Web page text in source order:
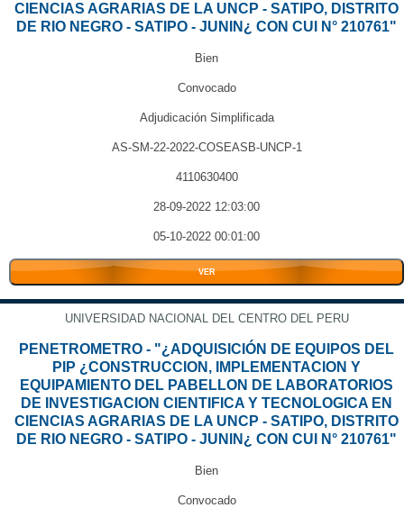
CIENCIAS AGRARIAS DE LA UNCP - SATIPO, DISTRITO
DE RIO NEGRO - SATIPO - JUNIN¿ CON CUI N° 210761"
Bien
Convocado
Adjudicación Simplificada
AS-SM-22-2022-COSEASB-UNCP-1
4110630400
28-09-2022 12:03:00
05-10-2022 00:01:00
VER
UNIVERSIDAD NACIONAL DEL CENTRO DEL PERU
PENETROMETRO - "¿ADQUISICIÓN DE EQUIPOS DEL
PIP ¿CONSTRUCCION, IMPLEMENTACION Y
EQUIPAMIENTO DEL PABELLON DE LABORATORIOS
DE INVESTIGACION CIENTIFICA Y TECNOLOGICA EN
CIENCIAS AGRARIAS DE LA UNCP - SATIPO, DISTRITO
DE RIO NEGRO - SATIPO - JUNIN¿ CON CUI N° 210761"
Bien
Convocado